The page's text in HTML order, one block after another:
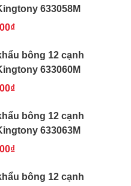
633058M
bông 12 cạnh
633060M
bông 12 cạnh
633063M
bông 12 cạnh